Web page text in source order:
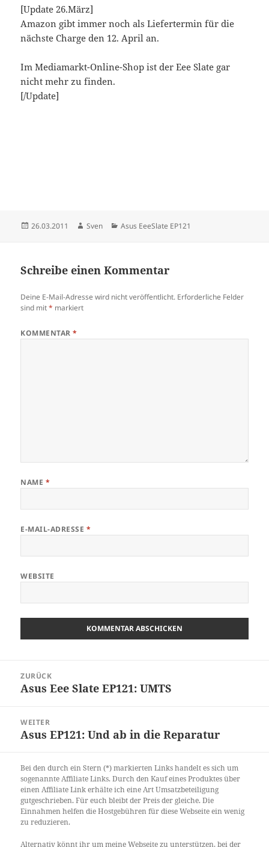
[Update 26.März]
Amazon gibt immer noch als Liefertermin für die
nächste Charge den 12. April an.
Im Mediamarkt-Online-Shop ist der Eee Slate gar
nicht mehr zu finden.
[/Update]
Veröffentlicht
26.03.2011 Autor
Sven Kategorien
Asus EeeSlate EP121
Schreibe einen Kommentar
Deine E-Mail-Adresse wird nicht veröffentlicht. Erforderliche Felder
sind mit* markiert
KOMMENTAR*
NAME *
E-MAIL-ADRESSE *
WEBSITE
ZURÜCK
Vorheriger
Asus Eee Slate EP121: UMTS
WEITER
Nächster
Asus EP121: Und ab in die Reparatur
Bei den durch ein Stern (*) markierten Links handelt es sich um
sogenannte Affiliate Links. Durch den Kauf eines Produktes über
einen Affiliate Link erhälte ich eine Art Umsatzbeteiligung
gutgeschrieben. Für euch bleibt der Preis der gleiche. Die
Einnahmen helfen die Hostgebühren für diese Webseite ein wenig
zu reduzieren.
Alternativ könnt ihr um meine Webseite zu unterstützen, bei der